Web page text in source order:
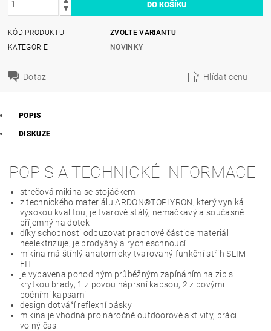
KÓD PRODUKTU
ZVOLTE VARIANTU
KATEGORIE
NOVINKY
Dotaz Hlídat cenu
POPIS
DISKUZE
POPIS A TECHNICKÉ INFORMACE
strečová mikina se stojáčkem
z technického materiálu ARDON®TOPLYRON, který vyniká
vysokou kvalitou, je tvarově stálý, nemačkavý a současně
příjemný na dotek
díky schopnosti odpuzovat prachové částice materiál
neelektrizuje, je prodyšný a rychleschnoucí
mikina má štíhlý anatomicky tvarovaný funkční střih SLIM
FIT
je vybavena pohodlným průběžným zapínáním na zip s
krytkou brady, 1 zipovou náprsní kapsou, 2 zipovými
bočními kapsami
design dotváří reflexní pásky
mikina je vhodná pro náročné outdoorové aktivity, práci i
volný čas